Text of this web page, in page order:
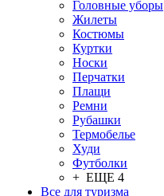
Головные уборы
Жилеты
Костюмы
Куртки
Носки
Перчатки
Плащи
Ремни
Рубашки
Термобелье
Худи
Футболки
+ ЕЩЕ 4
Все для туризма